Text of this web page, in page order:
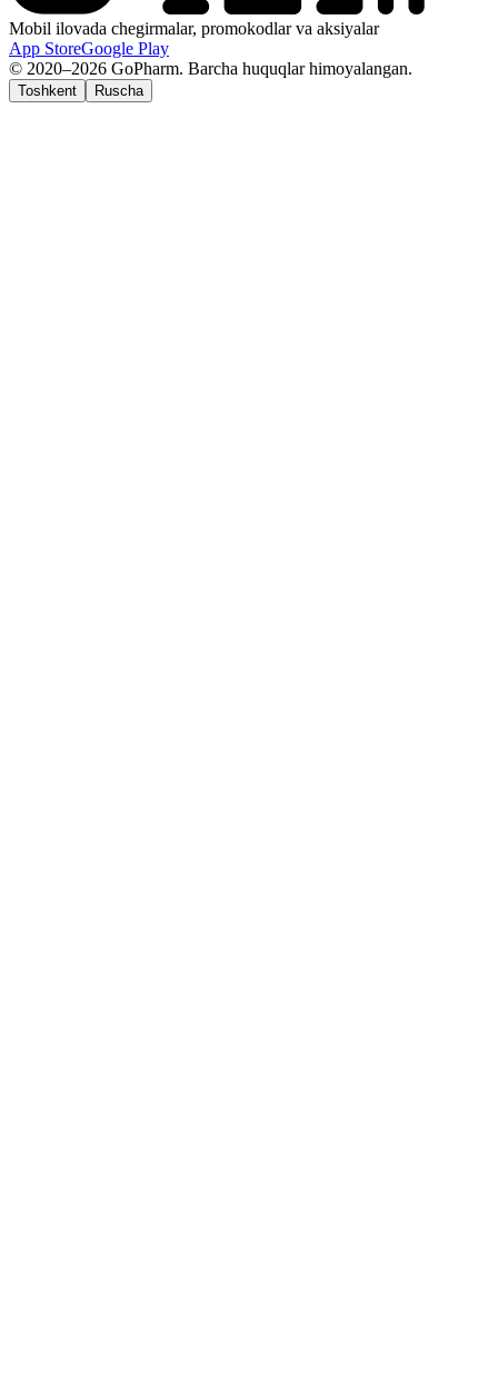
Mobil ilovada chegirmalar, promokodlar va aksiyalar
App StoreGoogle Play
© 2020–2026 GoPharm. Barcha huquqlar himoyalangan.
Toshkent Ruscha